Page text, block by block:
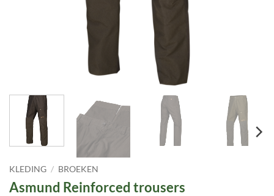
KLEDING / BROEKEN
Asmund Reinforced trousers